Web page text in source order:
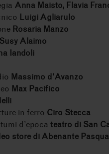
Anna Maisto, Flavia
Luigi Agliarulo
Rosaria Manzo
Susy Alaimo
Iandoli
Massimo d’Avanzo
Max Pacifico
in ferro Ciro Stecca
d’epoca teatro di San
store di Abenante